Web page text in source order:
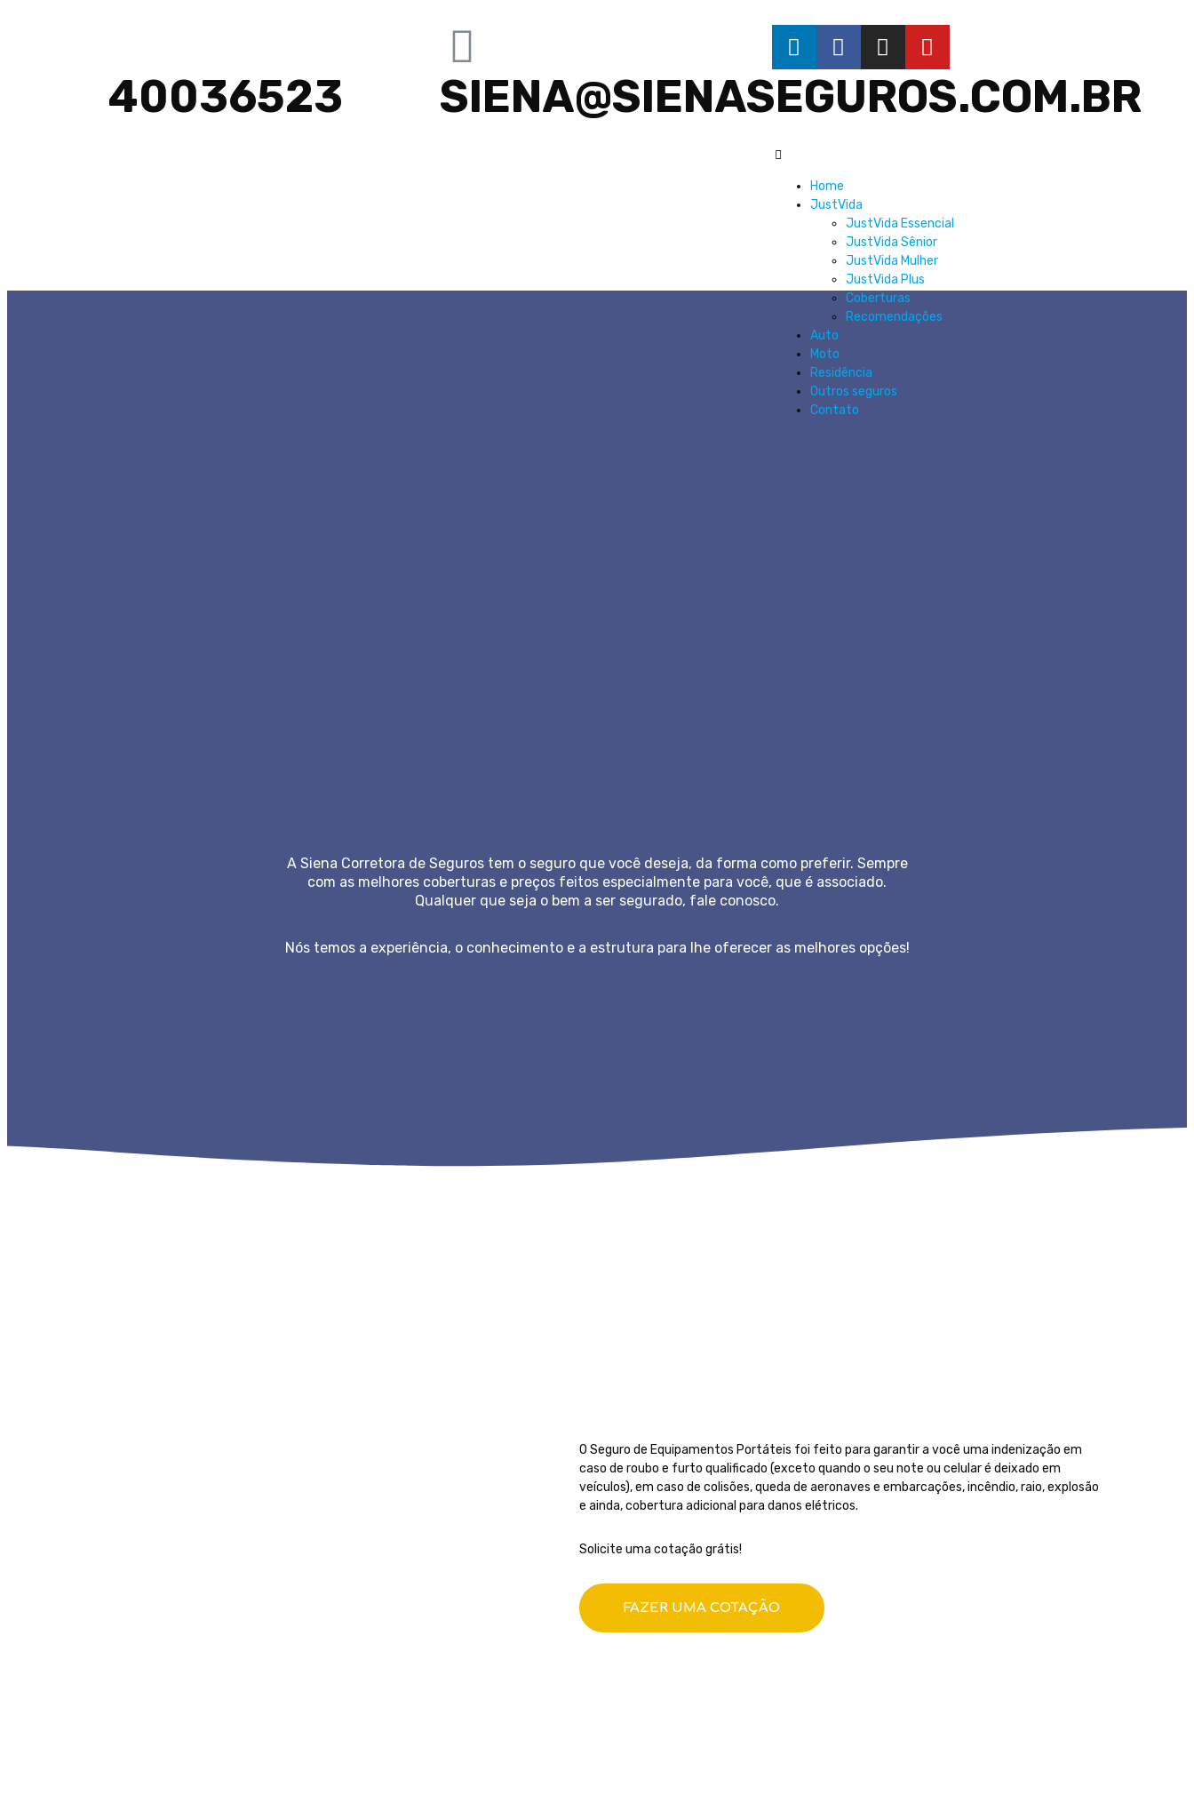
40036523 SIENA@SIENASEGUROS.COM.BR
Home
JustVida
JustVida Essencial
JustVida Sênior
JustVida Mulher
JustVida Plus
Coberturas
Recomendações
Auto
Moto
Residência
Outros seguros
Contato
A Siena Corretora de Seguros tem o seguro que você deseja, da forma como preferir. Sempre
com as melhores coberturas e preços feitos especialmente para você, que é associado.
Qualquer que seja o bem a ser segurado, fale conosco.
Nós temos a experiência, o conhecimento e a estrutura para lhe oferecer as melhores opções!
O Seguro de Equipamentos Portáteis foi feito para garantir a você uma indenização em
caso de roubo e furto qualificado (exceto quando o seu note ou celular é deixado em
veículos), em caso de colisões, queda de aeronaves e embarcações, incêndio, raio, explosão
e ainda, cobertura adicional para danos elétricos.
Solicite uma cotação grátis!
FAZER UMA COTAÇÃO